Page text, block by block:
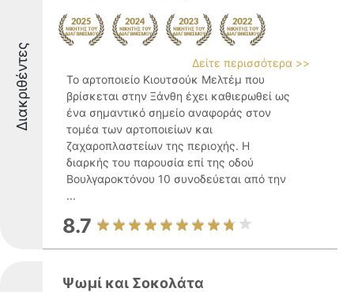
Διακριθέντες
Δείτε περισσότερα >>
Το αρτοποιείο Κιουτσούκ Μελτέμ που
βρίσκεται στην Ξάνθη έχει καθιερωθεί ως
ένα σημαντικό σημείο αναφοράς στον
τομέα των αρτοποιείων και
ζαχαροπλαστείων της περιοχής. Η
διαρκής του παρουσία επί της οδού
Βουλγαροκτόνου 10 συνοδεύεται από την
...
8.7
Ψωμί και Σοκολάτα